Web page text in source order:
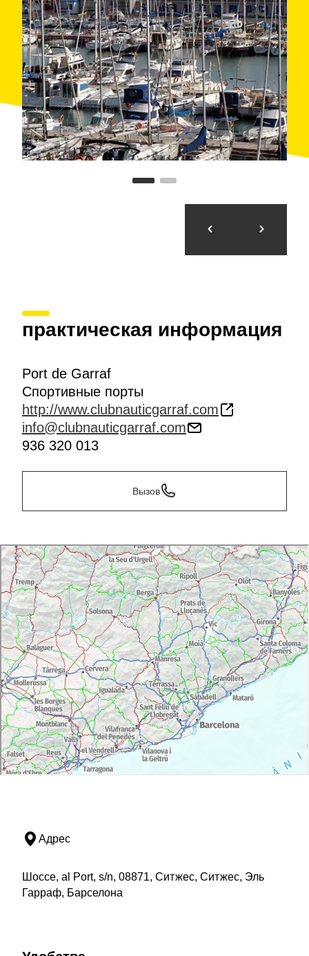
На пристани торговая зона отсутствует, однако
совсем недалеко от нее есть несколько баров и
ресторанов. В полукилометре от пристани
находитсяжелезнодорожная станция.
Если подходить по морю с северной стороны, то
пристань находится чуть более чем в одной миле
от пристаниПорт-Жинеста(Port Ginesta). Если
двигаться с южной стороны, то в качестве
ориентира служат два огромных белых бункера,
установленных набетонной пристани Валькара
(Vallcarca), расположенной в 1,6 мили к юго-западу.
практическая информация
Port de Garraf
Спортивные порты
http://www.clubnauticgarraf.com
info@clubnauticgarraf.com
936 320 013
Вызов
Адрес
Шоссе, al Port, s/n, 08871, Ситжес, Ситжес, Эль
Гарраф, Барселона